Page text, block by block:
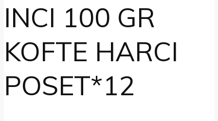
INCI 100 GR
KOFTE HARCI
POSET*12